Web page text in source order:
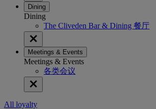
Dining
Dining
The Cliveden Bar & Dining 餐厅
Meetings & Events
Meetings & Events
各类会议
All loyalty